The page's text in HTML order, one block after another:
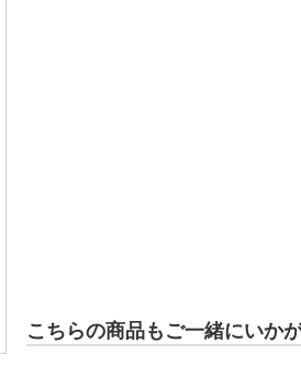
こちらの商品もご一緒にいか